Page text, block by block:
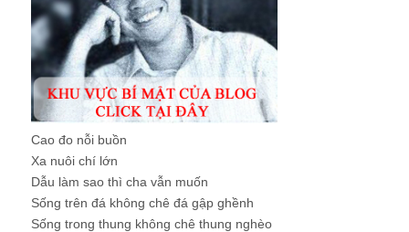
Cao đo nỗi buồn
Xa nuôi chí lớn
Dẫu làm sao thì cha vẫn muốn
Sống trên đá không chê đá gập ghềnh
Sống trong thung không chê thung nghèo